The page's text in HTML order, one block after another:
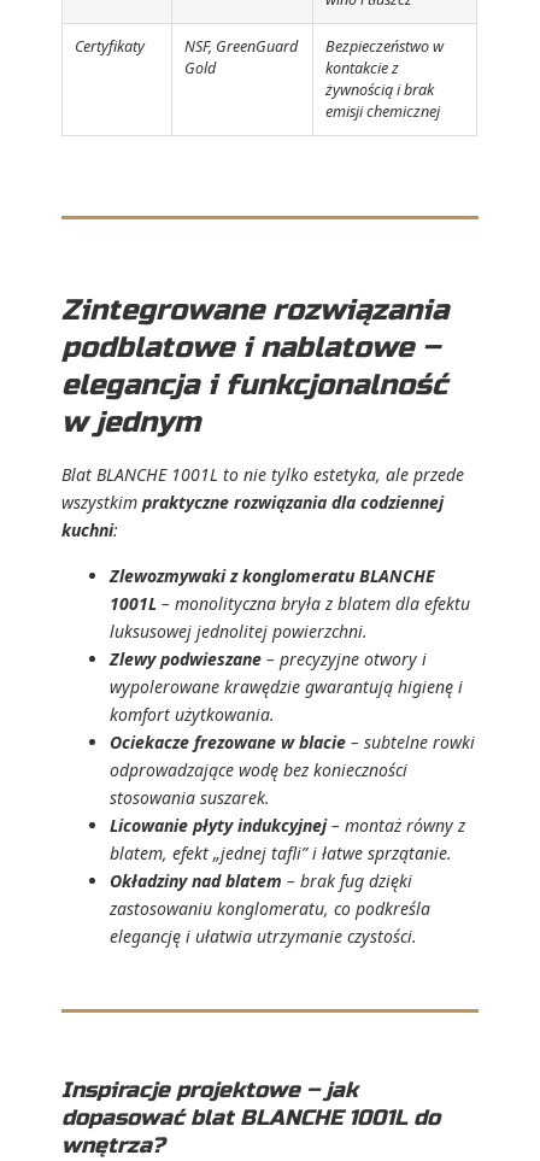
Certyfikaty
NSF, GreenGuard
Gold
Bezpieczeństwo w
kontakcie z
żywnością i brak
emisji chemicznej
Zintegrowane rozwiązania
podblatowe i nablatowe –
elegancja i funkcjonalność
w jednym
Blat BLANCHE 1001L to nie tylko estetyka, ale przede
wszystkimpraktyczne rozwiązania dla codziennej
kuchni:
Zlewozmywaki z konglomeratu BLANCHE
1001L – monolityczna bryła z blatem dla efektu
luksusowej jednolitej powierzchni.
Zlewy podwieszane – precyzyjne otwory i
wypolerowane krawędzie gwarantują higienę i
komfort użytkowania.
Ociekacze frezowane w blacie – subtelne rowki
odprowadzające wodę bez konieczności
stosowania suszarek.
Licowanie płyty indukcyjnej– montaż równy z
blatem, efekt „jednej tafli” i łatwe sprzątanie.
Okładziny nad blatem – brak fug dzięki
zastosowaniu konglomeratu, co podkreśla
elegancję i ułatwia utrzymanie czystości.
Inspiracje projektowe – jak
dopasować blat BLANCHE 1001L do
wnętrza?